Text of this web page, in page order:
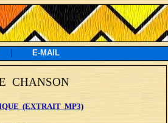
| E-MAIL
CHANSON
(EXTRAIT MP3)